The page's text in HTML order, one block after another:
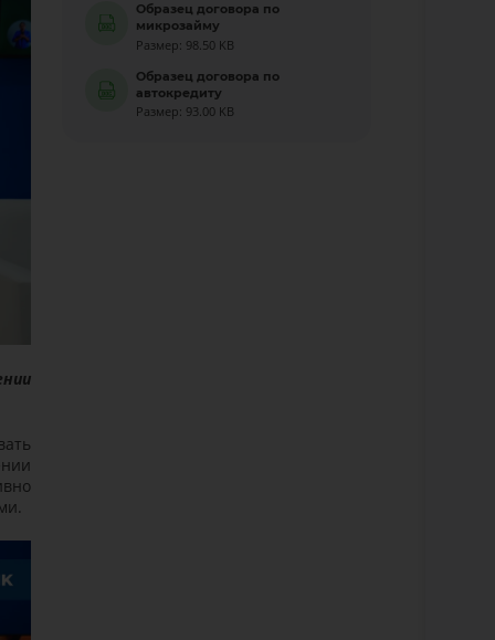
Образец договора по
микрозайму
Размер: 98.50 KB
Образец договора по
автокредиту
Размер: 93.00 KB